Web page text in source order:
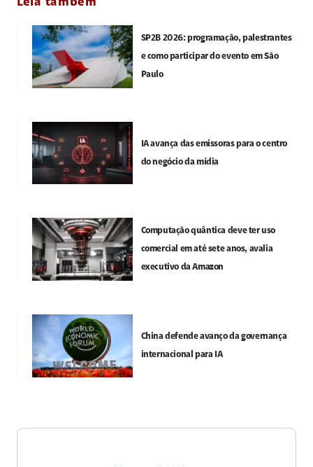
Leia também
SP2B 2026: programação, palestrantes
e como participar do evento em São
Paulo
IA avança das emissoras para o centro
do negócio da mídia
Computação quântica deve ter uso
comercial em até sete anos, avalia
executivo da Amazon
China defende avanço da governança
internacional para IA